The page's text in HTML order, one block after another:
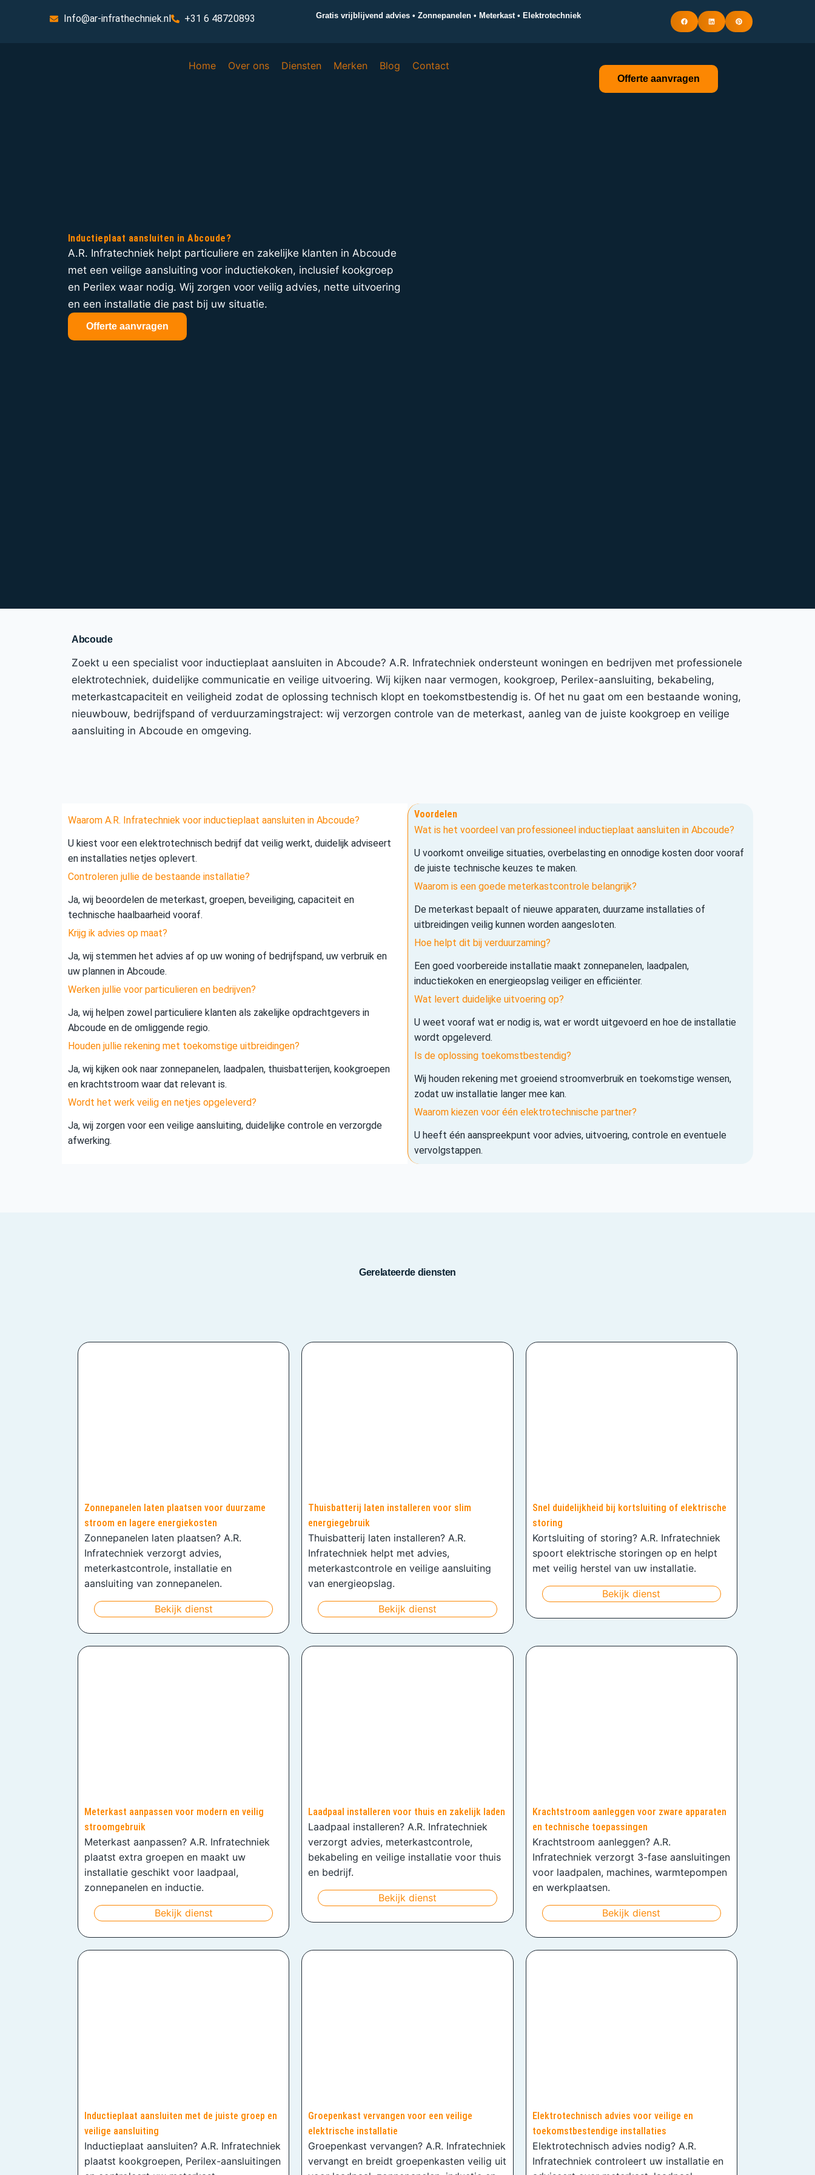
Info@ar-infrathechniek.nl +31 6 48720893 Gratis vrijblijvend advies • Zonnepanelen • Meterkast • Elektrotechniek
Home Over ons Diensten Merken Blog Contact
Offerte aanvragen
Inductieplaat aansluiten in Abcoude?
A.R. Infratechniek helpt particuliere en zakelijke klanten in Abcoude
met een veilige aansluiting voor inductiekoken, inclusief kookgroep
en Perilex waar nodig. Wij zorgen voor veilig advies, nette uitvoering
en een installatie die past bij uw situatie.
Offerte aanvragen
Abcoude
Zoekt u een specialist voor inductieplaat aansluiten in Abcoude? A.R. Infratechniek ondersteunt woningen en bedrijven met professionele
elektrotechniek, duidelijke communicatie en veilige uitvoering. Wij kijken naar vermogen, kookgroep, Perilex-aansluiting, bekabeling,
meterkastcapaciteit en veiligheid zodat de oplossing technisch klopt en toekomstbestendig is. Of het nu gaat om een bestaande woning,
nieuwbouw, bedrijfspand of verduurzamingstraject: wij verzorgen controle van de meterkast, aanleg van de juiste kookgroep en veilige
aansluiting in Abcoude en omgeving.
Waarom A.R. Infratechniek voor inductieplaat aansluiten in Abcoude?
U kiest voor een elektrotechnisch bedrijf dat veilig werkt, duidelijk adviseert
en installaties netjes oplevert.
Controleren jullie de bestaande installatie?
Ja, wij beoordelen de meterkast, groepen, beveiliging, capaciteit en
technische haalbaarheid vooraf.
Krijg ik advies op maat?
Ja, wij stemmen het advies af op uw woning of bedrijfspand, uw verbruik en
uw plannen in Abcoude.
Werken jullie voor particulieren en bedrijven?
Ja, wij helpen zowel particuliere klanten als zakelijke opdrachtgevers in
Abcoude en de omliggende regio.
Houden jullie rekening met toekomstige uitbreidingen?
Ja, wij kijken ook naar zonnepanelen, laadpalen, thuisbatterijen, kookgroepen
en krachtstroom waar dat relevant is.
Wordt het werk veilig en netjes opgeleverd?
Ja, wij zorgen voor een veilige aansluiting, duidelijke controle en verzorgde
afwerking.
Voordelen
Wat is het voordeel van professioneel inductieplaat aansluiten in Abcoude?
U voorkomt onveilige situaties, overbelasting en onnodige kosten door vooraf
de juiste technische keuzes te maken.
Waarom is een goede meterkastcontrole belangrijk?
De meterkast bepaalt of nieuwe apparaten, duurzame installaties of
uitbreidingen veilig kunnen worden aangesloten.
Hoe helpt dit bij verduurzaming?
Een goed voorbereide installatie maakt zonnepanelen, laadpalen,
inductiekoken en energieopslag veiliger en efficiënter.
Wat levert duidelijke uitvoering op?
U weet vooraf wat er nodig is, wat er wordt uitgevoerd en hoe de installatie
wordt opgeleverd.
Is de oplossing toekomstbestendig?
Wij houden rekening met groeiend stroomverbruik en toekomstige wensen,
zodat uw installatie langer mee kan.
Waarom kiezen voor één elektrotechnische partner?
U heeft één aanspreekpunt voor advies, uitvoering, controle en eventuele
vervolgstappen.
Gerelateerde diensten
Zonnepanelen laten plaatsen voor duurzame
stroom en lagere energiekosten
Zonnepanelen laten plaatsen? A.R.
Infratechniek verzorgt advies,
meterkastcontrole, installatie en
aansluiting van zonnepanelen.
Bekijk dienst
Thuisbatterij laten installeren voor slim
energiegebruik
Thuisbatterij laten installeren? A.R.
Infratechniek helpt met advies,
meterkastcontrole en veilige aansluiting
van energieopslag.
Bekijk dienst
Snel duidelijkheid bij kortsluiting of elektrische
storing
Kortsluiting of storing? A.R. Infratechniek
spoort elektrische storingen op en helpt
met veilig herstel van uw installatie.
Bekijk dienst
Meterkast aanpassen voor modern en veilig
stroomgebruik
Meterkast aanpassen? A.R. Infratechniek
plaatst extra groepen en maakt uw
installatie geschikt voor laadpaal,
zonnepanelen en inductie.
Bekijk dienst
Laadpaal installeren voor thuis en zakelijk laden
Laadpaal installeren? A.R. Infratechniek
verzorgt advies, meterkastcontrole,
bekabeling en veilige installatie voor thuis
en bedrijf.
Bekijk dienst
Krachtstroom aanleggen voor zware apparaten
en technische toepassingen
Krachtstroom aanleggen? A.R.
Infratechniek verzorgt 3-fase aansluitingen
voor laadpalen, machines, warmtepompen
en werkplaatsen.
Bekijk dienst
Inductieplaat aansluiten met de juiste groep en
veilige aansluiting
Inductieplaat aansluiten? A.R. Infratechniek
plaatst kookgroepen, Perilex-aansluitingen
Groepenkast vervangen voor een veilige
elektrische installatie
Groepenkast vervangen? A.R. Infratechniek
vervangt en breidt groepenkasten veilig uit
Elektrotechnisch advies voor veilige en
toekomstbestendige installaties
Elektrotechnisch advies nodig? A.R.
Infratechniek controleert uw installatie en